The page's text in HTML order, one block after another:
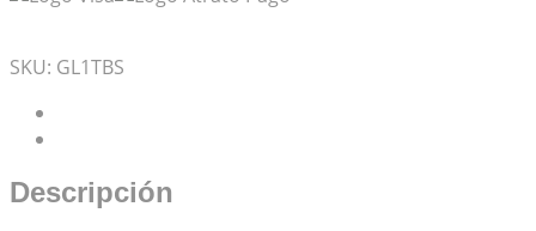
SKU: GL1TBS
Descripción